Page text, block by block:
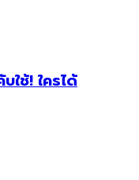
ใช้! ใครได้